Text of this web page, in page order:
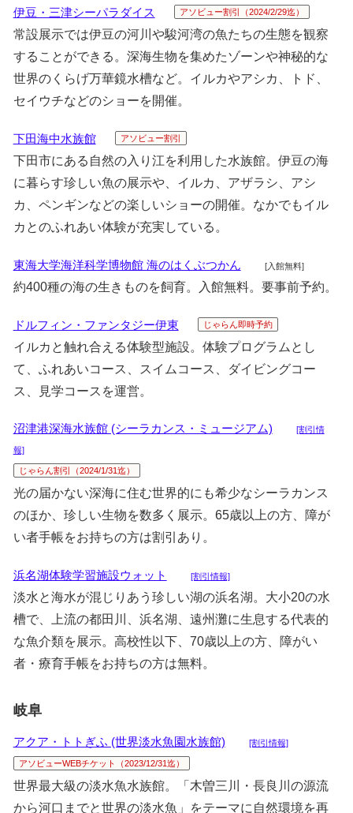
伊豆・三津シーパラダイス アソビュー割引（2024/2/29迄）
常設展示では伊豆の河川や駿河湾の魚たちの生態を観察
することができる。深海生物を集めたゾーンや神秘的な
世界のくらげ万華鏡水槽など。イルカやアシカ、トド、
セイウチなどのショーを開催。
下田海中水族館 アソビュー割引
下田市にある自然の入り江を利用した水族館。伊豆の海
に暮らす珍しい魚の展示や、イルカ、アザラシ、アシ
カ、ペンギンなどの楽しいショーの開催。なかでもイル
カとのふれあい体験が充実している。
東海大学海洋科学博物館 海のはくぶつかん [入館無料]
約400種の海の生きものを飼育。入館無料。要事前予約。
ドルフィン・ファンタジー伊東 じゃらん即時予約
イルカと触れ合える体験型施設。体験プログラムとし
て、ふれあいコース、スイムコース、ダイビングコー
ス、見学コースを運営。
沼津港深海水族館 (シーラカンス・ミュージアム) [割引情
報]
じゃらん割引（2024/1/31迄）
光の届かない深海に住む世界的にも希少なシーラカンス
のほか、珍しい生物を数多く展示。65歳以上の方、障が
い者手帳をお持ちの方は割引あり。
浜名湖体験学習施設ウォット [割引情報]
淡水と海水が混じりあう珍しい湖の浜名湖。大小20の水
槽で、上流の都田川、浜名湖、遠州灘に生息する代表的
な魚介類を展示。高校性以下、70歳以上の方、障がい
者・療育手帳をお持ちの方は無料。
岐阜
アクア・トトぎふ (世界淡水魚園水族館) [割引情報]
アソビューWEBチケット（2023/12/31迄）
世界最大級の淡水魚水族館。「木曽三川・長良川の源流
から河口までと世界の淡水魚」をテーマに自然環境を再